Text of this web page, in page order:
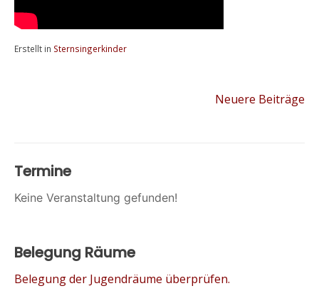
Erstellt in Sternsingerkinder
Neuere Beiträge
Termine
Keine Veranstaltung gefunden!
Belegung Räume
Belegung der Jugendräume überprüfen.